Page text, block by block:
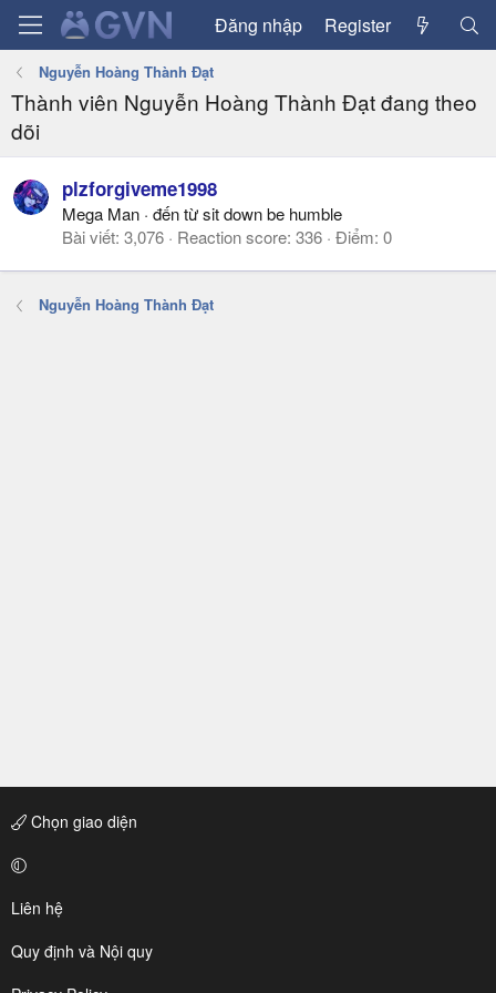
Đăng nhập Register
Nguyễn Hoàng Thành Đạt
Thành viên Nguyễn Hoàng Thành Đạt đang theo
dõi
plzforgiveme1998
Mega Man · đến từsit down be humble
Bài viết 3,076 Reaction score 336 Điểm 0
Nguyễn Hoàng Thành Đạt
Chọn giao diện
Liên hệ
Quy định và Nội quy